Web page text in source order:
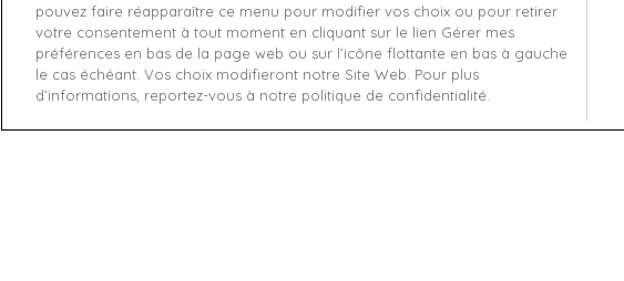
Retourner ma commande
pouvez faire réapparaître ce menu pour modifier vos choix ou pour retirer
votre consentement à tout moment en cliquant sur le lien Gérer mes
préférences en bas de la page web ou sur l’icône flottante en bas à gauche
le cas échéant. Vos choix modifieront notre Site Web. Pour plus
d’informations, reportez-vous à notre politique de confidentialité.